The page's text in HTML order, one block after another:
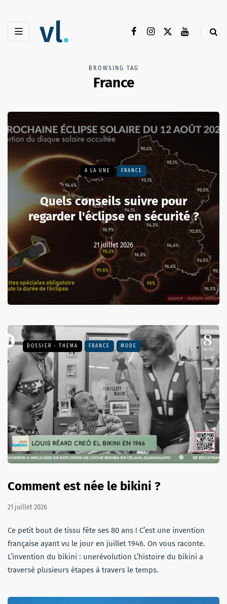
BROWSING TAG
France
A LA UNE FRANCE
Quels conseils suivre pour
regarder l'éclipse en sécurité ?
21 juillet 2026
DOSSIER - THEMA FRANCE MODE
Comment est née le bikini ?
21 juillet 2026
Ce petit bout de tissu fête ses 80 ans ! C’est une invention
française ayant vu le jour en juillet 1946. On vous raconte.
L’invention du bikini : unerévolution L’histoire du bikini a
traversé plusieurs étapes à travers le temps.